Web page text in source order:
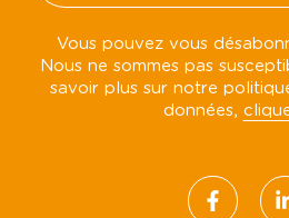
Vous pouvez vous
Nous ne sommes pas
savoir plus sur notre
données,